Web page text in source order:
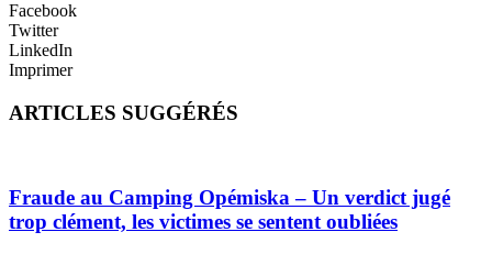
Facebook
Twitter
LinkedIn
Imprimer
ARTICLES SUGGÉRÉS
Fraude au Camping Opémiska – Un verdict jugé
trop clément, les victimes se sentent oubliées